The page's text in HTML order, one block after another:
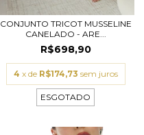
CONJUNTO TRICOT MUSSELINE
CANELADO - ARE...
R$698,90
4 x de R$174,73 sem juros
ESGOTADO